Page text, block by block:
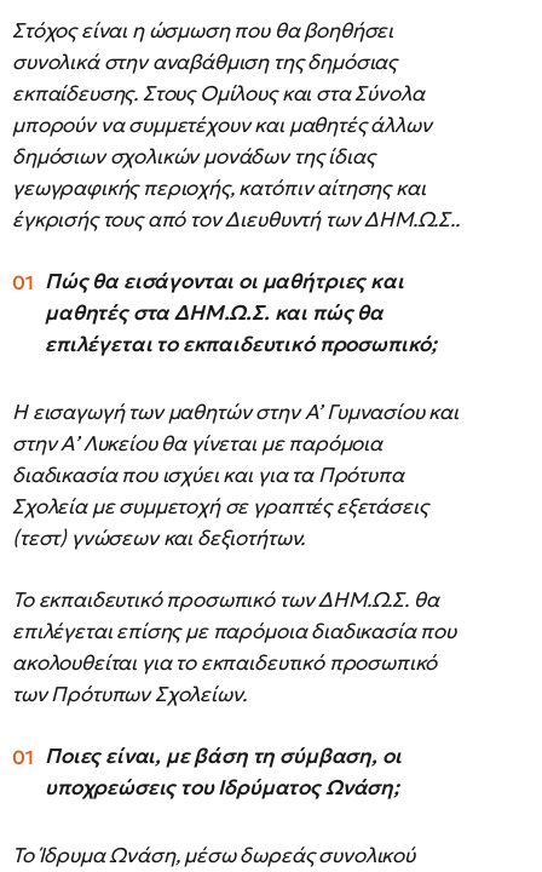
Στόχος είναι η ώσμωση που θα βοηθήσει
συνολικά στην αναβάθμιση της δημόσιας
εκπαίδευσης. Στους Ομίλους και στα Σύνολα
μπορούν να συμμετέχουν και μαθητές άλλων
δημόσιων σχολικών μονάδων της ίδιας
γεωγραφικής περιοχής, κατόπιν αίτησης και
έγκρισής τους από τον Διευθυντή των ΔΗΜ.Ω.Σ..
Πώς θα εισάγονται οι μαθήτριες και
μαθητές στα ΔΗΜ.Ω.Σ. και πώς θα
επιλέγεται το εκπαιδευτικό προσωπικό;
Η εισαγωγή των μαθητών στην Α’ Γυμνασίου και
στην Α’ Λυκείου θα γίνεται με παρόμοια
διαδικασία που ισχύει και για τα Πρότυπα
Σχολεία με συμμετοχή σε γραπτές εξετάσεις
(τεστ) γνώσεων και δεξιοτήτων.
Το εκπαιδευτικό προσωπικό των ΔΗΜ.Ω.Σ. θα
επιλέγεται επίσης με παρόμοια διαδικασία που
ακολουθείται για το εκπαιδευτικό προσωπικό
των Πρότυπων Σχολείων.
Ποιες είναι, με βάση τη σύμβαση, οι
υποχρεώσεις του Ιδρύματος Ωνάση;
Το Ίδρυμα Ωνάση, μέσω δωρεάς συνολικού